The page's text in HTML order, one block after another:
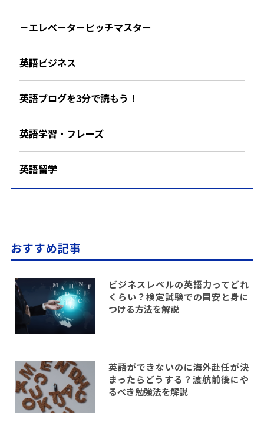
－エレベーターピッチマスター
英語ビジネス
英語ブログを3分で読もう！
英語学習・フレーズ
英語留学
おすすめ記事
ビジネスレベルの英語力ってどれ
くらい？検定試験での目安と身に
つける方法を解説
英語ができないのに海外赴任が決
まったらどうする？渡航前後にや
るべき勉強法を解説